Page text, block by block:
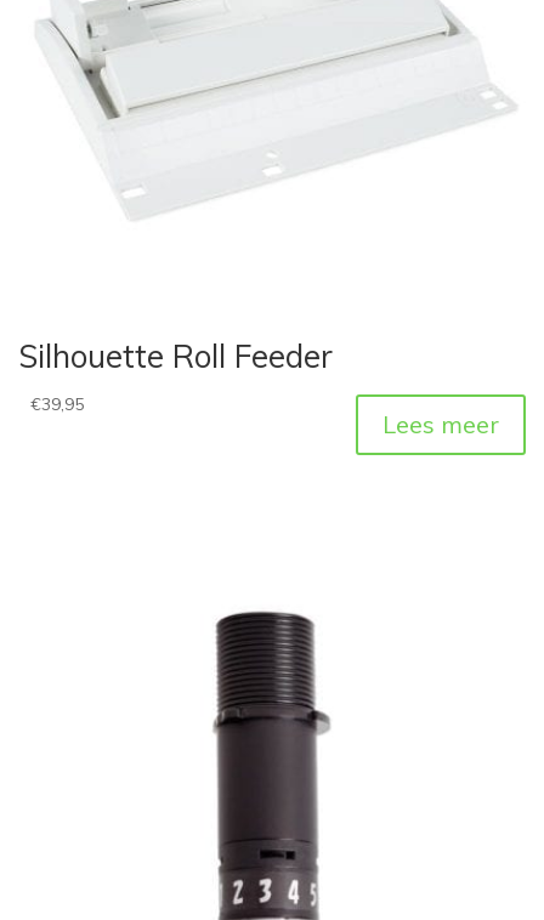
Silhouette Roll Feeder
€39,95
Lees meer